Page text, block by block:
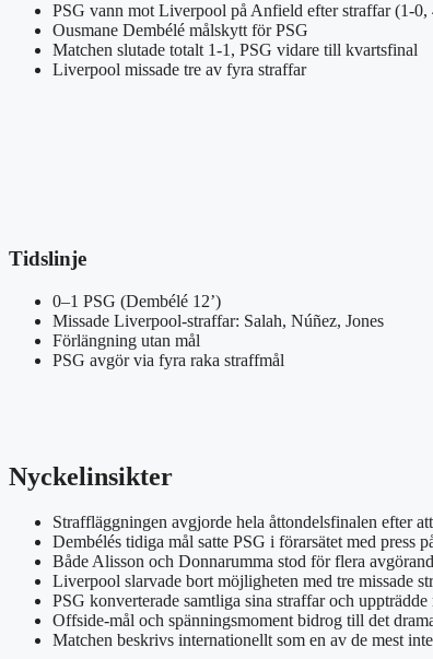
PSG vann mot Liverpool på Anfield efter straffar (1-0,
Ousmane Dembélé målskytt för PSG
Matchen slutade totalt 1-1, PSG vidare till kvartsfinal
Liverpool missade tre av fyra straffar
Tidslinje
0–1 PSG (Dembélé 12’)
Missade Liverpool-straffar: Salah, Núñez, Jones
Förlängning utan mål
PSG avgör via fyra raka straffmål
Nyckelinsikter
Straffläggningen avgjorde hela åttondelsfinalen efter
Dembélés tidiga mål satte PSG i förarsätet med press
Både Alisson och Donnarumma stod för flera
Liverpool slarvade bort möjligheten med tre missade
PSG konverterade samtliga sina straffar och
Offside-mål och spänningsmoment bidrog till det
Matchen beskrivs internationellt som en av de mest